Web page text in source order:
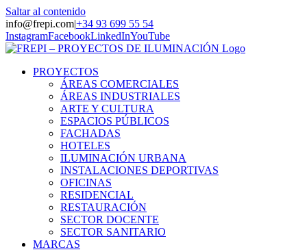
Saltar al contenido
info@frepi.com|+34 93 699 55 54
InstagramFacebookLinkedInYouTube
PROYECTOS
ÁREAS COMERCIALES
ÁREAS INDUSTRIALES
ARTE Y CULTURA
ESPACIOS PÚBLICOS
FACHADAS
HOTELES
ILUMINACIÓN URBANA
INSTALACIONES DEPORTIVAS
OFICINAS
RESIDENCIAL
RESTAURACIÓN
SECTOR DOCENTE
SECTOR SANITARIO
MARCAS